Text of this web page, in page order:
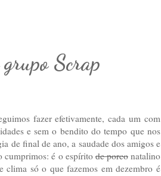
Scrap
fazer efetivamente, cada um com
e sem o bendito do tempo que nos
de final de ano, a saudade dos amigos e
cumprimos: é o espíritode porconatalino
só o que fazemos em dezembro é